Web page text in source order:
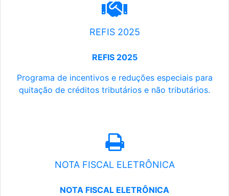
REFIS 2025
REFIS 2025
Programa de incentivos e reduções especiais para
quitação de créditos tributários e não tributários.
NOTA FISCAL ELETRÔNICA
NOTA FISCAL ELETRÔNICA